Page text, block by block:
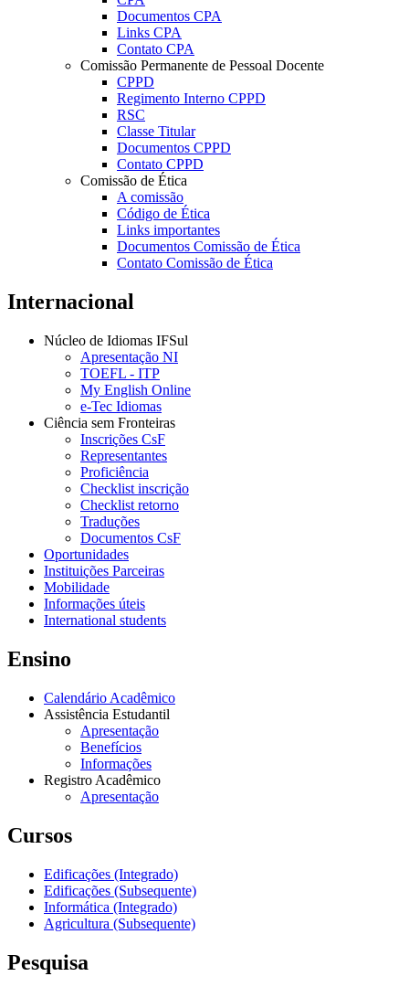
Documentos CPA
Links CPA
Contato CPA
Comissão Permanente de Pessoal Docente
CPPD
Regimento Interno CPPD
RSC
Classe Titular
Documentos CPPD
Contato CPPD
Comissão de Ética
A comissão
Código de Ética
Links importantes
Documentos Comissão de Ética
Contato Comissão de Ética
Internacional
Núcleo de Idiomas IFSul
Apresentação NI
TOEFL - ITP
My English Online
e-Tec Idiomas
Ciência sem Fronteiras
Inscrições CsF
Representantes
Proficiência
Checklist inscrição
Checklist retorno
Traduções
Documentos CsF
Oportunidades
Instituições Parceiras
Mobilidade
Informações úteis
International students
Ensino
Calendário Acadêmico
Assistência Estudantil
Apresentação
Benefícios
Informações
Registro Acadêmico
Apresentação
Cursos
Edificações (Integrado)
Edificações (Subsequente)
Informática (Integrado)
Agricultura (Subsequente)
Pesquisa